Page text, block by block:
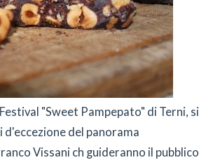
"Sweet Pampepato" di Terni, si
del panorama
Vissani ch guideranno il pubblico